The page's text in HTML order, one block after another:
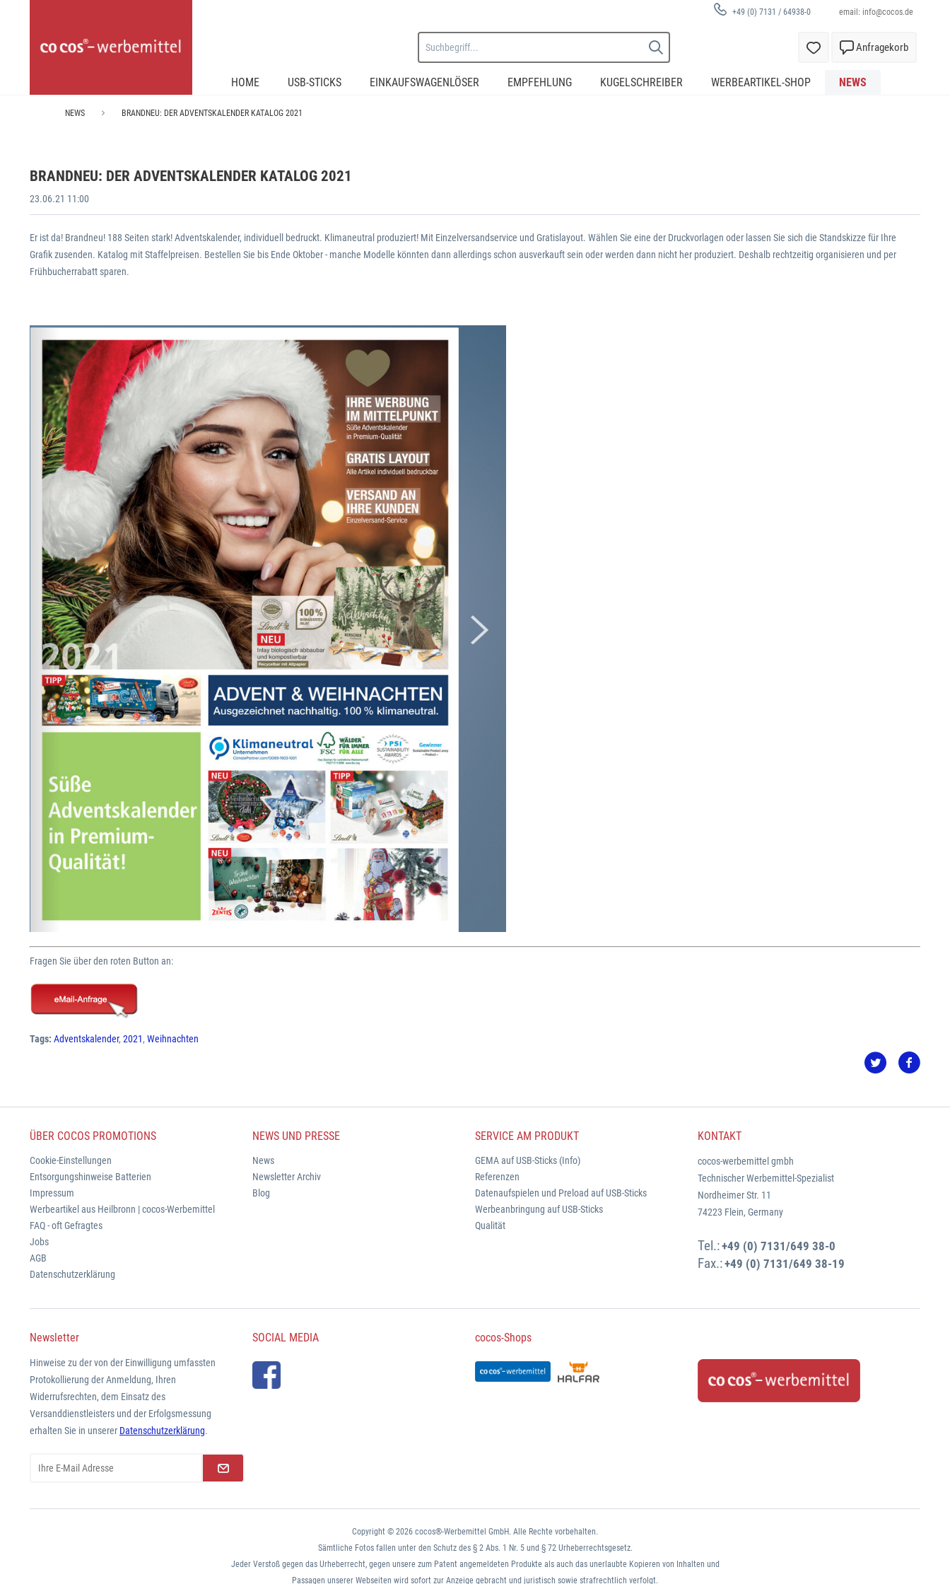
email: info@cocos.de
+49 (0) 7131 / 64938-0
Anfragekorb
HOME USB-STICKS EINKAUFSWAGENLÖSER EMPFEHLUNG KUGELSCHREIBER WERBEARTIKEL-SHOP NEWS
NEWS BRANDNEU: DER ADVENTSKALENDER KATALOG 2021
BRANDNEU: DER ADVENTSKALENDER KATALOG 2021
23.06.21 11:00
Er ist da! Brandneu! 188 Seiten stark! Adventskalender, individuell bedruckt. Klimaneutral produziert! Mit Einzelversandservice und Gratislayout. Wählen Sie eine der Druckvorlagen oder lassen Sie sich die Standskizze für Ihre
Grafik zusenden. Katalog mit Staffelpreisen. Bestellen Sie bis Ende Oktober - manche Modelle könnten dann allerdings schon ausverkauft sein oder werden dann nicht her produziert. Deshalb rechtzeitig organisieren und per
Frühbucherrabatt sparen.
Fragen Sie über den roten Button an:
Tags: Adventskalender, 2021, Weihnachten
ÜBER COCOS PROMOTIONS
Cookie-Einstellungen
Entsorgungshinweise Batterien
Impressum
Werbeartikel aus Heilbronn | cocos-Werbemittel
FAQ - oft Gefragtes
Jobs
AGB
Datenschutzerklärung
NEWS UND PRESSE
News
Newsletter Archiv
Blog
SERVICE AM PRODUKT
GEMA auf USB-Sticks (Info)
Referenzen
Datenaufspielen und Preload auf USB-Sticks
Werbeanbringung auf USB-Sticks
Qualität
KONTAKT
cocos-werbemittel gmbh
Technischer Werbemittel-Spezialist
Nordheimer Str. 11
74223 Flein, Germany
Tel.:+49 (0) 7131/649 38-0
Fax.:+49 (0) 7131/649 38-19
Newsletter
Hinweise zu der von der Einwilligung umfassten
Protokollierung der Anmeldung, Ihren
Widerrufsrechten, dem Einsatz des
Versanddienstleisters und der Erfolgsmessung
erhalten Sie in unserer Datenschutzerklärung.
SOCIAL MEDIA cocos-Shops
Copyright © 2026 cocos®-Werbemittel GmbH. Alle Rechte vorbehalten.
Sämtliche Fotos fallen unter den Schutz des § 2 Abs. 1 Nr. 5 und § 72 Urheberrechtsgesetz.
Jeder Verstoß gegen das Urheberrecht, gegen unsere zum Patent angemeldeten Produkte als auch das unerlaubte Kopieren von Inhalten und
Passagen unserer Webseiten wird sofort zur Anzeige gebracht und juristisch sowie strafrechtlich verfolgt.